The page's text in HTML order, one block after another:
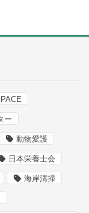
ー
動物愛護
日本栄養士会
海岸清掃